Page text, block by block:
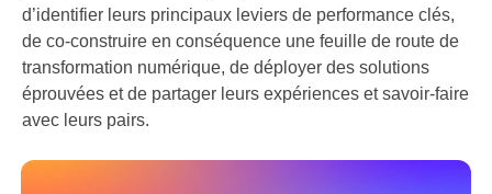
d’identifier leurs principaux leviers de performance clés,
de co-construire en conséquence une feuille de route de
transformation numérique, de déployer des solutions
éprouvées et de partager leurs expériences et savoir-faire
avec leurs pairs.